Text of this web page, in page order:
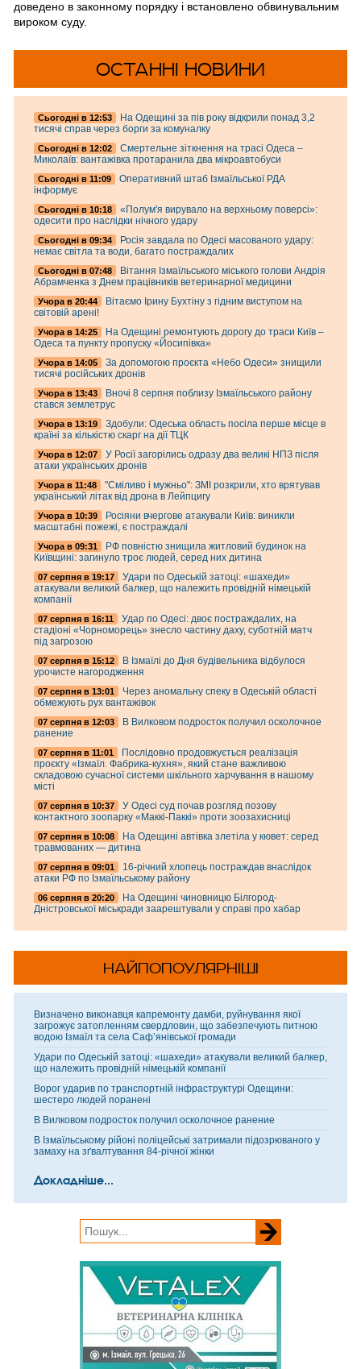
доведено в законному порядку і встановлено обвинувальним
вироком суду.
ОСТАННІ НОВИНИ
Cьогодні в 12:53
На Одещині за пів року відкрили понад 3,2
тисячі справ через борги за комуналку
Cьогодні в 12:02
Смертельне зіткнення на трасі Одеса –
Миколаїв: вантажівка протаранила два мікроавтобуси
Cьогодні в 11:09
Оперативний штаб Ізмаїльської РДА
інформує
Cьогодні в 10:18
«Полум'я вирувало на верхньому поверсі»:
одесити про наслідки нічного удару
Cьогодні в 09:34
Росія завдала по Одесі масованого удару:
немає світла та води, багато постраждалих
Cьогодні в 07:48
Вітання Ізмаїльського міського голови Андрія
Абрамченка з Днем працівників ветеринарної медицини
Учора в 20:44
Вітаємо Ірину Бухтіну з гідним виступом на
світовій арені!
Учора в 14:25
На Одещині ремонтують дорогу до траси Київ –
Одеса та пункту пропуску «Йосипівка»
Учора в 14:05
За допомогою проєкта «Небо Одеси» знищили
тисячі російських дронів
Учора в 13:43
Вночі 8 серпня поблизу Ізмаїльського району
стався землетрус
Учора в 13:19
Здобули: Одеська область посіла перше місце в
країні за кількістю скарг на дії ТЦК
Учора в 12:07
У Росії загорілись одразу два великі НПЗ після
атаки українських дронів
Учора в 11:48
"Сміливо і мужньо": ЗМІ розкрили, хто врятував
український літак від дрона в Лейпцигу
Учора в 10:39
Росіяни вчергове атакували Київ: виникли
масштабні пожежі, є постраждалі
Учора в 09:31
РФ повністю знищила житловий будинок на
Київщині: загинуло троє людей, серед них дитина
07 серпня в 19:17
Удари по Одеській затоці: «шахеди»
атакували великий балкер, що належить провідній німецькій
компанії
07 серпня в 16:11
Удар по Одесі: двоє постраждалих, на
стадіоні «Чорноморець» знесло частину даху, суботній матч
під загрозою
07 серпня в 15:12
В Ізмаїлі до Дня будівельника відбулося
урочисте нагородження
07 серпня в 13:01
Через аномальну спеку в Одеській області
обмежують рух вантажівок
07 серпня в 12:03
В Вилковом подросток получил осколочное
ранение
07 серпня в 11:01
Послідовно продовжується реалізація
проєкту «Ізмаїл. Фабрика-кухня», який стане важливою
складовою сучасної системи шкільного харчування в нашому
місті
07 серпня в 10:37
У Одесі суд почав розгляд позову
контактного зоопарку «Маккі-Паккі» проти зоозахисниці
07 серпня в 10:08
На Одещині автівка злетіла у кювет: серед
травмованих — дитина
07 серпня в 09:01
16-річний хлопець постраждав внаслідок
атаки РФ по Ізмаїльському району
06 серпня в 20:20
На Одещині чиновницю Білгород-
Дністровської міськради заарештували у справі про хабар
НАЙПОПОУЛЯРНІШІ
Визначено виконавця капремонту дамби, руйнування якої
загрожує затопленням свердловин, що забезпечують питною
водою Ізмаїл та села Саф’янівської громади
Удари по Одеській затоці: «шахеди» атакували великий балкер,
що належить провідній німецькій компанії
Ворог ударив по транспортній інфраструктурі Одещини:
шестеро людей поранені
В Вилковом подросток получил осколочное ранение
В Ізмаїльському рійоні поліцейські затримали підозрюваного у
замаху на зґвалтування 84-річної жінки
Докладніше...